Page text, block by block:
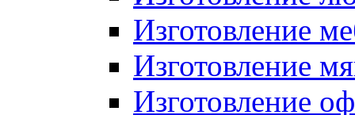
Изготовление
Изготовление
Изготовление